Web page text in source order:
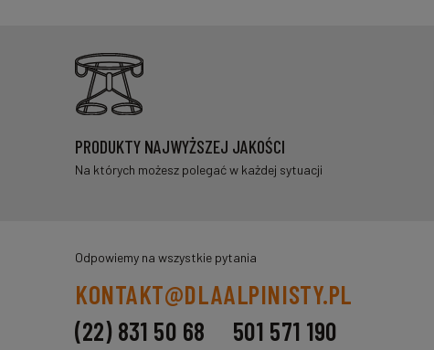
PRODUKTY NAJWYŻSZEJ JAKOŚCI
Na których możesz polegać w każdej sytuacji
Odpowiemy na wszystkie pytania
KONTAKT@DLAALPINISTY.PL
(22) 831 50 68
501 571 190